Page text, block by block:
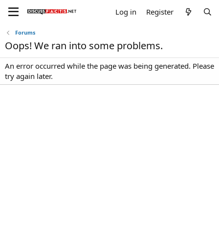
Log in Register
Forums
Oops! We ran into some problems.
An error occurred while the page was being generated. Please
try again later.